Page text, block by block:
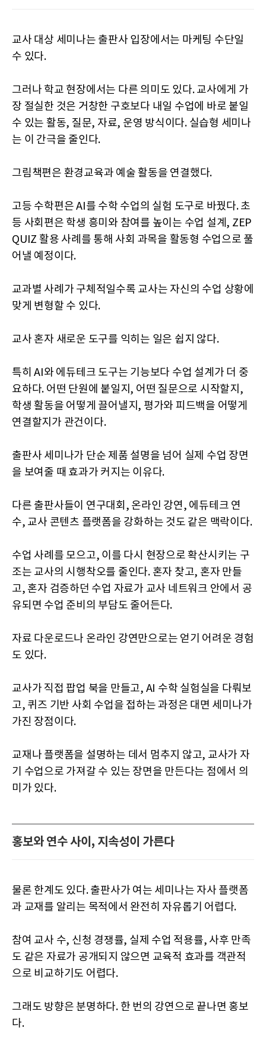
교사 대상 세미나는 출판사 입장에서는 마케팅 수단일
수 있다.
그러나 학교 현장에서는 다른 의미도 있다. 교사에게 가
장 절실한 것은 거창한 구호보다 내일 수업에 바로 붙일
수 있는 활동, 질문, 자료, 운영 방식이다. 실습형 세미나
는 이 간극을 줄인다.
그림책편은 환경교육과 예술 활동을 연결했다.
고등 수학편은 AI를 수학 수업의 실험 도구로 바꿨다. 초
등 사회편은 학생 흥미와 참여를 높이는 수업 설계, ZEP
QUIZ 활용 사례를 통해 사회 과목을 활동형 수업으로 풀
어낼 예정이다.
교과별 사례가 구체적일수록 교사는 자신의 수업 상황에
맞게 변형할 수 있다.
교사 혼자 새로운 도구를 익히는 일은 쉽지 않다.
특히 AI와 에듀테크 도구는 기능보다 수업 설계가 더 중
요하다. 어떤 단원에 붙일지, 어떤 질문으로 시작할지,
학생 활동을 어떻게 끌어낼지, 평가와 피드백을 어떻게
연결할지가 관건이다.
출판사 세미나가 단순 제품 설명을 넘어 실제 수업 장면
을 보여줄 때 효과가 커지는 이유다.
다른 출판사들이 연구대회, 온라인 강연, 에듀테크 연
수, 교사 콘텐츠 플랫폼을 강화하는 것도 같은 맥락이다.
수업 사례를 모으고, 이를 다시 현장으로 확산시키는 구
조는 교사의 시행착오를 줄인다. 혼자 찾고, 혼자 만들
고, 혼자 검증하던 수업 자료가 교사 네트워크 안에서 공
유되면 수업 준비의 부담도 줄어든다.
자료 다운로드나 온라인 강연만으로는 얻기 어려운 경험
도 있다.
교사가 직접 팝업 북을 만들고, AI 수학 실험실을 다뤄보
고, 퀴즈 기반 사회 수업을 접하는 과정은 대면 세미나가
가진 장점이다.
교재나 플랫폼을 설명하는 데서 멈추지 않고, 교사가 자
기 수업으로 가져갈 수 있는 장면을 만든다는 점에서 의
미가 있다.
홍보와 연수 사이, 지속성이 가른다
물론 한계도 있다. 출판사가 여는 세미나는 자사 플랫폼
과 교재를 알리는 목적에서 완전히 자유롭기 어렵다.
참여 교사 수, 신청 경쟁률, 실제 수업 적용률, 사후 만족
도 같은 자료가 공개되지 않으면 교육적 효과를 객관적
으로 비교하기도 어렵다.
그래도 방향은 분명하다. 한 번의 강연으로 끝나면 홍보
다.